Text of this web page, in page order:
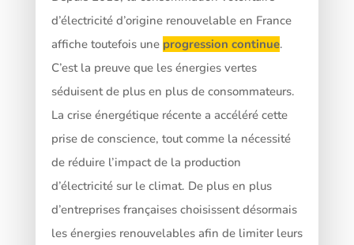
d’électricité d’origine renouvelable en France
affiche toutefois une progression continue.
C’est la preuve que les énergies vertes
séduisent de plus en plus de consommateurs.
La crise énergétique récente a accéléré cette
prise de conscience, tout comme la nécessité
de réduire l’impact de la production
d’électricité sur le climat. De plus en plus
d’entreprises françaises choisissent désormais
les énergies renouvelables afin de limiter leurs